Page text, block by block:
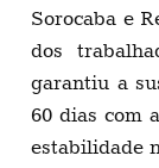
Sorocaba e
dos
garantiu a
60 dias com
estabilidade